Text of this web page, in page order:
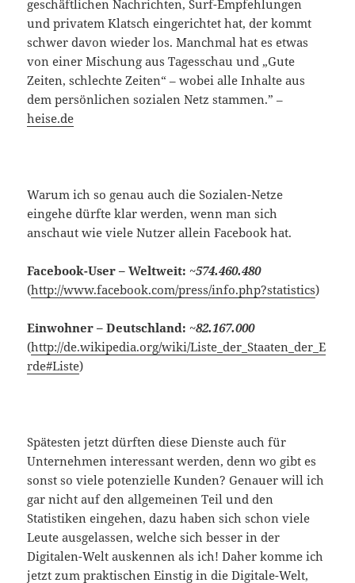
geschäftlichen Nachrichten, Surf-Empfehlungen
und privatem Klatsch eingerichtet hat, der kommt
schwer davon wieder los. Manchmal hat es etwas
von einer Mischung aus Tagesschau und „Gute
Zeiten, schlechte Zeiten“ – wobei alle Inhalte aus
dem persönlichen sozialen Netz stammen.” –
heise.de
Warum ich so genau auch die Sozialen-Netze
eingehe dürfte klar werden, wenn man sich
anschaut wie viele Nutzer allein Facebook hat.
Facebook-User – Weltweit: ~574.460.480
(http://www.facebook.com/press/info.php?statistics)
Einwohner – Deutschland: ~82.167.000
(http://de.wikipedia.org/wiki/Liste_der_Staaten_der_E
rde#Liste)
Spätesten jetzt dürften diese Dienste auch für
Unternehmen interessant werden, denn wo gibt es
sonst so viele potenzielle Kunden? Genauer will ich
gar nicht auf den allgemeinen Teil und den
Statistiken eingehen, dazu haben sich schon viele
Leute ausgelassen, welche sich besser in der
Digitalen-Welt auskennen als ich! Daher komme ich
jetzt zum praktischen Einstig in die Digitale-Welt,